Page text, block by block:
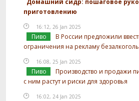
приготовлению
16:12, 26 Jan 2025
Пиво
В России предложили
ограничения на рекламу
16:08, 25 Jan 2025
Пиво
Производство и продажи
с ним растут и риски для здоровья
16:02, 24 Jan 2025